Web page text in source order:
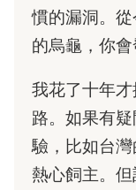
慣的漏洞。
的烏龜，你會
我花了十年
路。如果有
驗，比如台
熱心飼主。